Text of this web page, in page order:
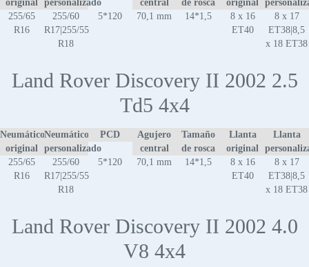
original personalizado
central
de rosca
original
255/65
R16
255/60
R17|255/55
R18
5*120 70,1 mm 14*1,5
8 x 16
ET40
8 x 17
ET38|8,5
x 18 ET38
Land Rover Discovery II 2002 2.5
Td5 4x4
Neumático
original
Neumático
personalizado
PCD
Agujero
central
Tamaño
de rosca
Llanta
original
Llanta
255/65
R16
255/60
R17|255/55
R18
5*120 70,1 mm 14*1,5
8 x 16
ET40
8 x 17
ET38|8,5
x 18 ET38
Land Rover Discovery II 2002 4.0
V8 4x4